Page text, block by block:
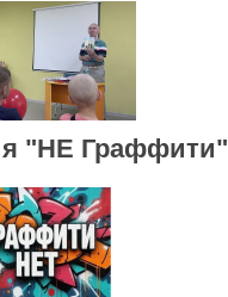
"НЕ Граффити"